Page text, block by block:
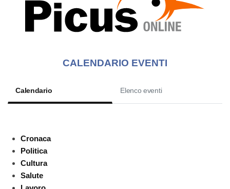
CALENDARIO EVENTI
Calendario Elenco eventi
Cronaca
Politica
Cultura
Salute